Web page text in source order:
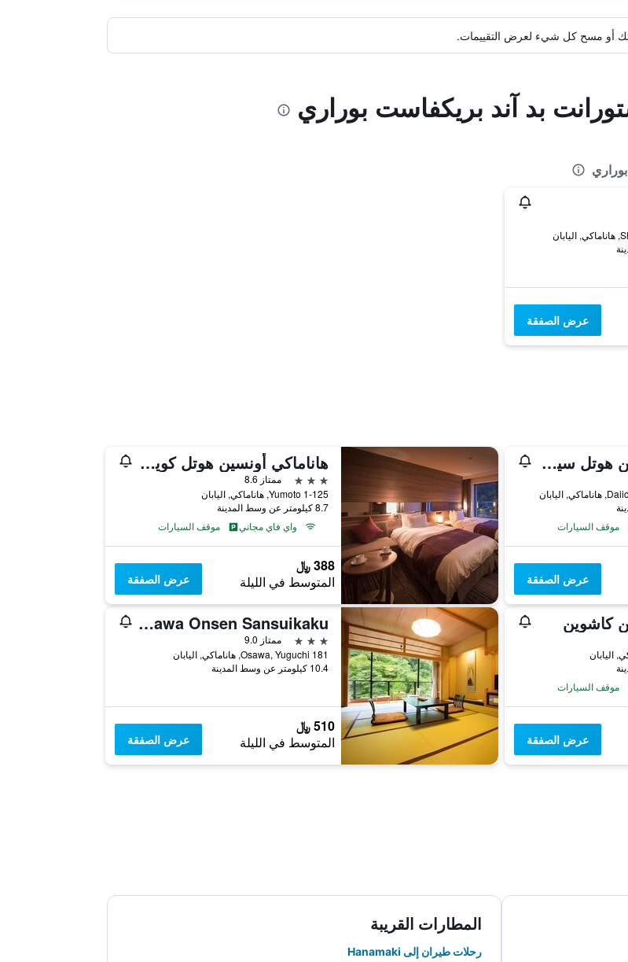
أو مسح كل شيء لعرض التقييمات.
بد آند بريكفاست بوراري
عرض الصفقة
هاناماكي أونسين هوتل سينشوكاكو
موقف السيارات
عرض الصفقة
هاناماكي أونسين هوتل كويوكان
3 نجوم
ممتاز 8.6
1-125 Yumoto, هاناماكي, اليابان
8.7 كيلومتر عن وسط المدينة
واي فاي مجاني
موقف السيارات
388 ﷼
المتوسط في الليلة عرض الصفقة
كاشوين
موقف السيارات
عرض الصفقة
Osawa Onsen Sansuikaku
3 نجوم
ممتاز 9.0
181 Osawa, Yuguchi, هاناماكي, اليابان
10.4 كيلومتر عن وسط المدينة
510 ﷼
المتوسط في الليلة عرض الصفقة
المطارات القريبة
رحلات طيران إلى Hanamaki